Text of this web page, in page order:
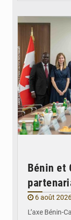
Bénin et
6 août
L’axe Bénin-